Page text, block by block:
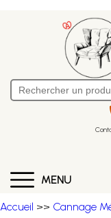
MENU
Accueil >> Cannage